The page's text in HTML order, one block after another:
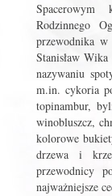
Rodzinnego
przewodnika
Stanisław
nazywaniu
m.in. cykoria
topinambur,
winobluszcz,
kolorowe
drzewa i
przewodnicy
najważniejsze